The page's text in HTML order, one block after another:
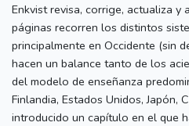
Enkvist revisa, corrige, actualiza y
páginas recorren los distintos
principalmente en Occidente (sin
hacen un balance tanto de los
del modelo de enseñanza
Finlandia, Estados Unidos, Japón,
introducido un capítulo en el que